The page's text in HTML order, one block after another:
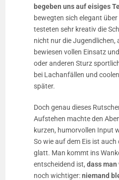
begeben uns auf eisiges
bewegten sich elegant über
testeten sehr kreativ die
nicht nur die Jugendlichen,
bewiesen vollen Einsatz
oder anderen Sturz
bei Lachanfällen und
später.
Doch genau dieses
Aufstehen machte den
kurzen, humorvollen Input
So wie auf dem Eis ist auch
glatt. Man kommt ins
entscheidend ist,dass
noch wichtiger:niemand